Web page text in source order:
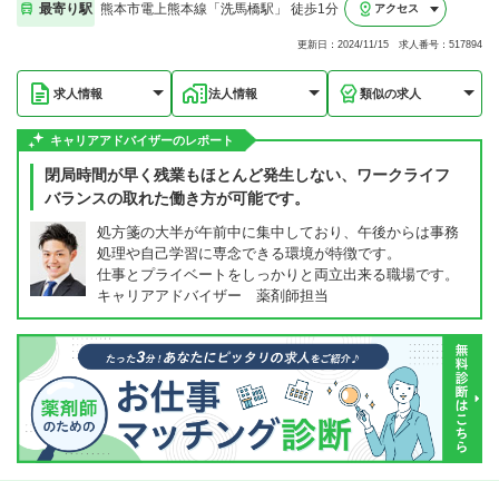
最寄り駅 熊本市電上熊本線「洗馬橋駅」 徒歩1分 アクセス
更新日：2024/11/15 求人番号：517894
求人情報 法人情報 類似の求人
キャリアアドバイザーのレポート
閉局時間が早く残業もほとんど発生しない、ワークライフ
バランスの取れた働き方が可能です。
処方箋の大半が午前中に集中しており、午後からは事務
処理や自己学習に専念できる環境が特徴です。
仕事とプライベートをしっかりと両立出来る職場です。
キャリアアドバイザー 薬剤師担当